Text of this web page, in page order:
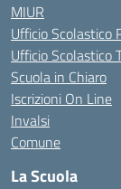
MIUR
Ufficio Scolastico
Ufficio Scolastico
Scuola in Chiaro
Iscrizioni On Line
Invalsi
Comune
La Scuola